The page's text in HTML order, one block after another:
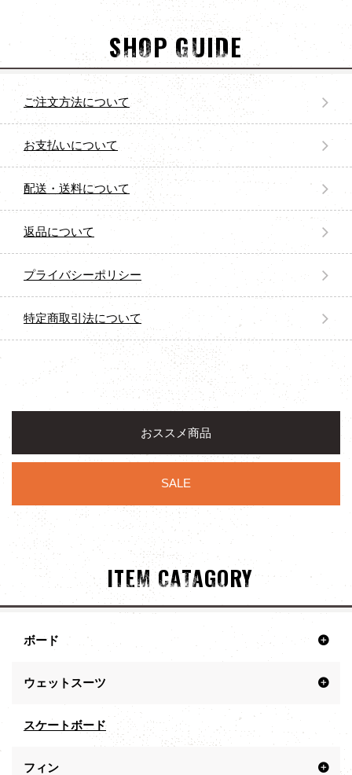
SHOP GUIDE
ご注文方法について
お支払いについて
配送・送料について
返品について
プライバシーポリシー
特定商取引法について
おススメ商品
SALE
ITEM CATAGORY
ボード
ウェットスーツ
スケートボード
フィン